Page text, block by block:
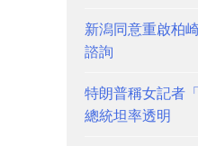
新潟同意重啟柏
諮詢
特朗普稱女記者
總統坦率透明